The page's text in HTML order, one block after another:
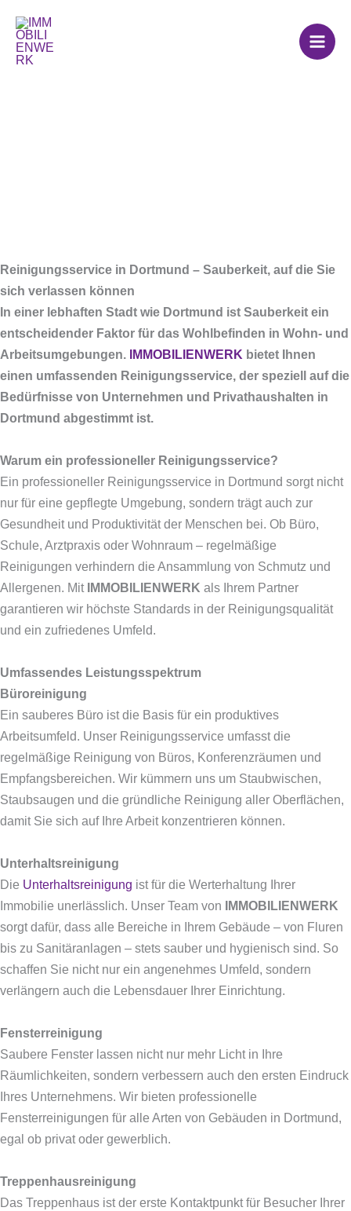
Inhalt
springen
Reinigungsservice in
Reinigungsservice in Dortmund – Sauberkeit, auf die Sie
sich verlassen können
In einer lebhaften Stadt wie Dortmund ist Sauberkeit ein
entscheidender Faktor für das Wohlbefinden in Wohn- und
Arbeitsumgebungen.
IMMOBILIENWERK bietet Ihnen
einen umfassenden Reinigungsservice, der speziell auf die
Bedürfnisse von Unternehmen und Privathaushalten in
Dortmund abgestimmt ist.
Warum ein professioneller Reinigungsservice?
Ein professioneller Reinigungsservice in Dortmund sorgt nicht
nur für eine gepflegte Umgebung, sondern trägt auch zur
Gesundheit und Produktivität der Menschen bei. Ob Büro,
Schule, Arztpraxis oder Wohnraum – regelmäßige
Reinigungen verhindern die Ansammlung von Schmutz und
Allergenen. Mit IMMOBILIENWERK als Ihrem Partner
garantieren wir höchste Standards in der Reinigungsqualität
und ein zufriedenes Umfeld.
Umfassendes Leistungsspektrum
Büroreinigung
Ein sauberes Büro ist die Basis für ein produktives
Arbeitsumfeld. Unser Reinigungsservice umfasst die
regelmäßige Reinigung von Büros, Konferenzräumen und
Empfangsbereichen. Wir kümmern uns um Staubwischen,
Staubsaugen und die gründliche Reinigung aller Oberflächen,
damit Sie sich auf Ihre Arbeit konzentrieren können.
Unterhaltsreinigung
Die Unterhaltsreinigung ist für die Werterhaltung Ihrer
Immobilie unerlässlich. Unser Team von
IMMOBILIENWERK
sorgt dafür, dass alle Bereiche in Ihrem Gebäude – von Fluren
bis zu Sanitäranlagen – stets sauber und hygienisch sind. So
schaffen Sie nicht nur ein angenehmes Umfeld, sondern
verlängern auch die Lebensdauer Ihrer Einrichtung.
Fensterreinigung
Saubere Fenster lassen nicht nur mehr Licht in Ihre
Räumlichkeiten, sondern verbessern auch den ersten Eindruck
Ihres Unternehmens. Wir bieten professionelle
Fensterreinigungen für alle Arten von Gebäuden in Dortmund,
egal ob privat oder gewerblich.
Treppenhausreinigung
Das Treppenhaus ist der erste Kontaktpunkt für Besucher Ihrer